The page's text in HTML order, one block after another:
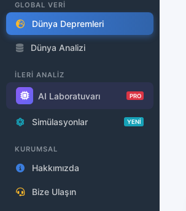
GLOBAL VERİ
Dünya Depremleri
Dünya Analizi
İLERİ ANALİZ
AI Laboratuvarı PRO
Simülasyonlar YENİ
KURUMSAL
Hakkımızda
Bize Ulaşın